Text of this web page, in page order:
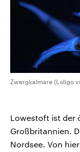
Zwergkalmare (Loligo
Lowestoft ist der
Großbritannien.
Nordsee. Von